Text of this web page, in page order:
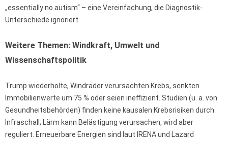
„essentially no autism“ – eine Vereinfachung, die Diagnostik-
Unterschiede ignoriert.
Weitere Themen: Windkraft, Umwelt und
Wissenschaftspolitik
Trump wiederholte, Windräder verursachten Krebs, senkten
Immobilienwerte um 75 % oder seien ineffizient. Studien (u. a. von
Gesundheitsbehörden) finden keine kausalen Krebsrisiken durch
Infraschall; Lärm kann Belästigung verursachen, wird aber
reguliert. Erneuerbare Energien sind laut IRENA und Lazard